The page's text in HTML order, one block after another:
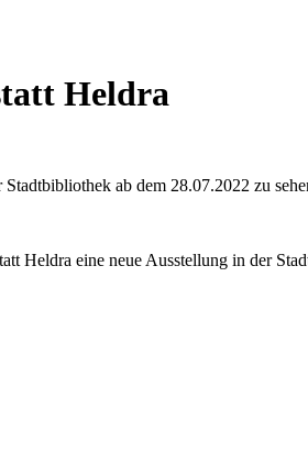
Heldra
ab dem 28.07.2022 zu
Heldra eine neue Ausstellung in der